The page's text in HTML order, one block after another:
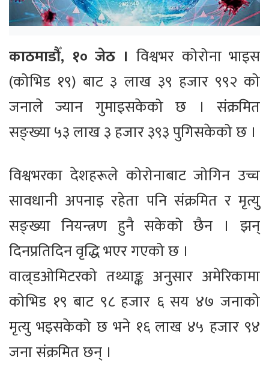
काठमाडौँ, १० जेठ । विश्वभर कोरोना भाइस
(कोभिड १९) बाट ३ लाख ३९ हजार ९९२ को
जनाले ज्यान गुमाइसकेको छ । संक्रमित
सङ्ख्या ५३ लाख ३ हजार ३९३ पुगिसकेको छ ।
विश्वभरका देशहरूले कोरोनाबाट जोगिन उच्च
सावधानी अपनाइ रहेता पनि संक्रमित र मृत्यु
सङ्ख्या नियन्त्रण हुनै सकेको छैन । झन्
दिनप्रतिदिन वृद्धि भएर गएको छ ।
वाल्र्डओमिटरको तथ्याङ्क अनुसार अमेरिकामा
कोभिड १९ बाट ९८ हजार ६ सय ४७ जनाको
मृत्यु भइसकेको छ भने १६ लाख ४५ हजार ९४
जना संक्रमित छन् ।